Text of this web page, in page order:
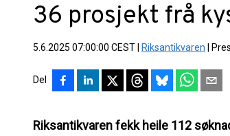
36 prosjekt frå
5.6.2025 07:00:00 CEST Riksantikvaren
Del
Riksantikvaren fekk heile 112